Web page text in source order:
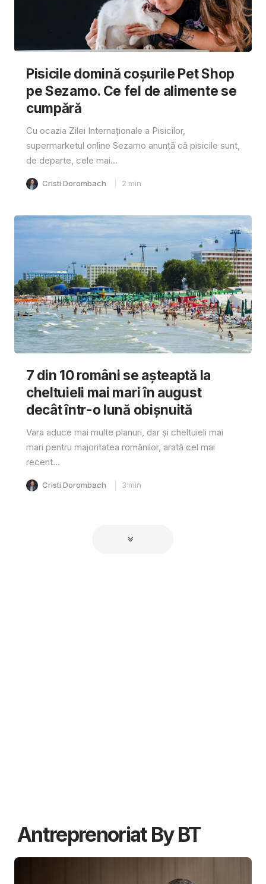
Pisicile domină coșurile Pet Shop
pe Sezamo. Ce fel de alimente se
cumpără
Cu ocazia Zilei Internaționale a Pisicilor,
supermarketul online Sezamo anunță că pisicile sunt,
de departe, cele mai...
Cristi Dorombach 2 min
7 din 10 români se așteaptă la
cheltuieli mai mari în august
decât într-o lună obișnuită
Vara aduce mai multe planuri, dar și cheltuieli mai
mari pentru majoritatea românilor, arată cel mai
recent...
Cristi Dorombach 3 min
Antreprenoriat By BT